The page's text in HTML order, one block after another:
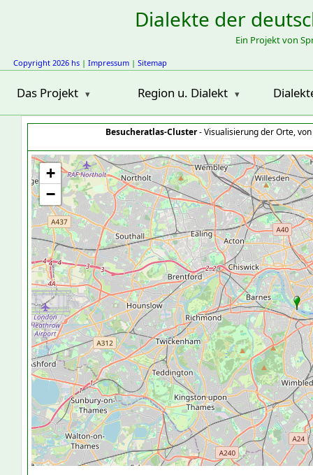
Dialekte der
Ein Projekt von
Copyright 2026 hs | Impressum | Sitemap
Das Projekt Region u. Dialekt
Besucheratlas-Cluster- Visualisierung der Orte,
+
−